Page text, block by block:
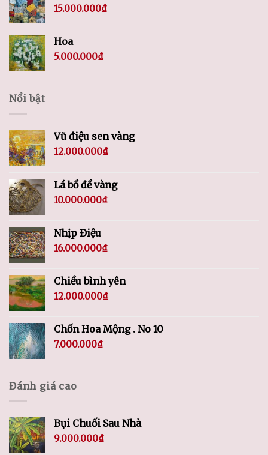
15.000.000₫
Hoa
5.000.000₫
Nổi bật
Vũ điệu sen vàng
12.000.000₫
Lá bồ đề vàng
10.000.000₫
Nhịp Điệu
16.000.000₫
Chiều bình yên
12.000.000₫
Chốn Hoa Mộng . No 10
7.000.000₫
Đánh giá cao
Bụi Chuối Sau Nhà
9.000.000₫